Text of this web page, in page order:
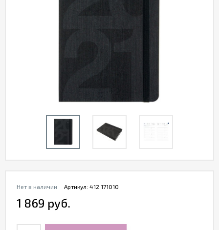
Артикул: 412 171010
Нет в наличии
1 869 руб.